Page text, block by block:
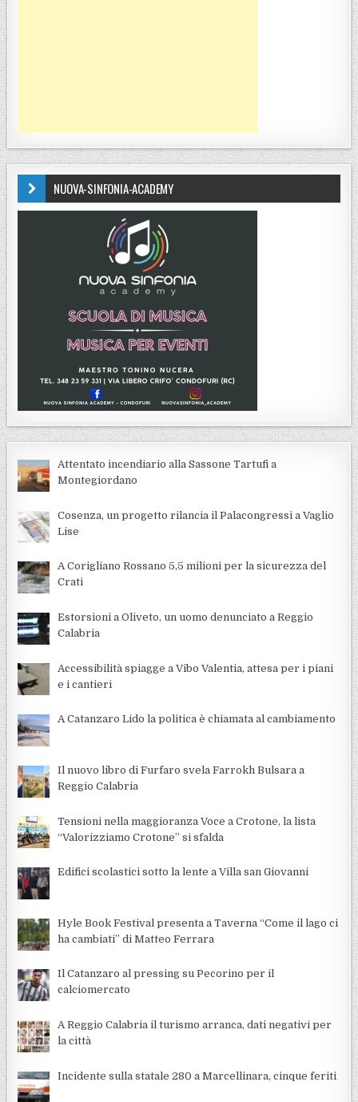
NUOVA-SINFONIA-ACADEMY
Attentato incendiario alla Sassone Tartufi a
Montegiordano
Cosenza, un progetto rilancia il Palacongressi a Vaglio
Lise
A Corigliano Rossano 5,5 milioni per la sicurezza del
Crati
Estorsioni a Oliveto, un uomo denunciato a Reggio
Calabria
Accessibilità spiagge a Vibo Valentia, attesa per i piani
e i cantieri
A Catanzaro Lido la politica è chiamata al cambiamento
Il nuovo libro di Furfaro svela Farrokh Bulsara a
Reggio Calabria
Tensioni nella maggioranza Voce a Crotone, la lista
“Valorizziamo Crotone” si sfalda
Edifici scolastici sotto la lente a Villa san Giovanni
Hyle Book Festival presenta a Taverna “Come il lago ci
ha cambiati” di Matteo Ferrara
Il Catanzaro al pressing su Pecorino per il
calciomercato
A Reggio Calabria il turismo arranca, dati negativi per
la città
Incidente sulla statale 280 a Marcellinara, cinque feriti